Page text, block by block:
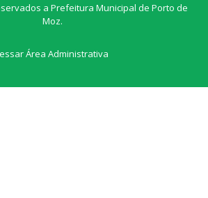
a Prefeitura Municipal de Porto de
Moz.
Área Administrativa